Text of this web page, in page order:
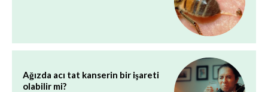
Ağızda acı tat kanserin bir işareti
olabilir mi?